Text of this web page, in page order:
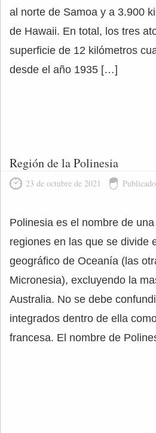
al norte de Samoa y a 3.900
de Hawaii. En total, los tres
superficie de 12 kilómetros
desde el año 1935 […]
Región de la Polinesia
23 de octubre de 2021
Polinesia es el nombre de
regiones en las que se divide
geográfico de Oceanía (las
Micronesia), excluyendo la
Australia. No se debe
integrados dentro de ella
francesa. El nombre de